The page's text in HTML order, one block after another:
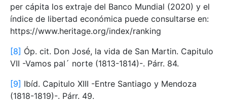
per cápita los extraje del Banco Mundial (2020) y el
índice de libertad económica puede consultarse en:
https://www.heritage.org/index/ranking
[8] Óp. cit. Don José, la vida de San Martin. Capitulo
VII -Vamos pal´ norte (1813-1814)-. Párr. 84.
[9] Ibíd. Capitulo XIII -Entre Santiago y Mendoza
(1818-1819)-. Párr. 49.